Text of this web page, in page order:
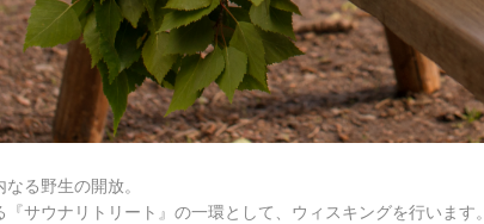
る野生の開放。
サウナリトリート』の一環として、ウィスキングを行います。